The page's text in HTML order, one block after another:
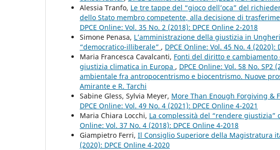
Alessia Tranfo, Le tre tappe del “gioco dell’oca” del
dello Stato membro competente, alla decisione di
DPCE Online: Vol. 35 No. 2 (2018): DPCE Online 2-2018
Simone Penasa, L’amministrazione della giustizia in
“democratico-illiberale” , DPCE Online: Vol. 45 No. 4 (2020):
Maria Francesca Cavalcanti, Fonti del diritto e
giustizia climatica in Europa , DPCE Online: Vol. 58 No. SP2
ambientale fra antropocentrismo e biocentrismo. Nuove
Amirante e R. Tarchi
Sabine Gless, Sylvia Meyer, More Than Enough Forgiving &
DPCE Online: Vol. 49 No. 4 (2021): DPCE Online 4-2021
Maria Chiara Locchi, La complessità del “rendere
Online: Vol. 37 No. 4 (2018): DPCE Online 4-2018
Giampietro Ferri, Il Consiglio Superiore della Magistratura
(2020): DPCE Online 4-2020